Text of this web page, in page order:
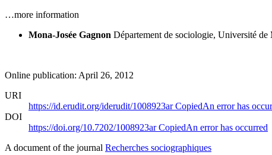
…more information
Mona-Josée Gagnon Département de sociologie, Université de
Online publication: April 26, 2012
URI
https://id.erudit.org/iderudit/1008923arCopiedAn error has
DOI
https://doi.org/10.7202/1008923arCopiedAn error has occurred
A document of the journal Recherches sociographiques